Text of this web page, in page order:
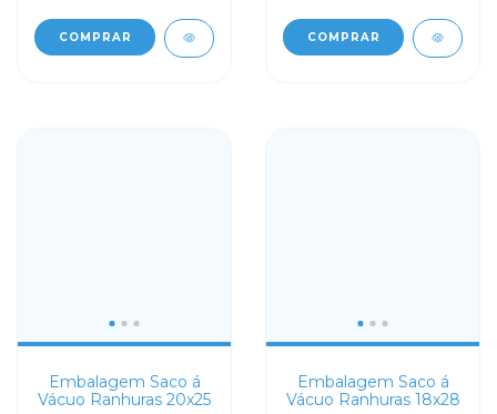
COMPRAR COMPRAR
Embalagem Saco á
Vácuo Ranhuras 20x25
Embalagem Saco á
Vácuo Ranhuras 18x28